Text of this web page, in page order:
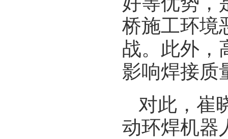
桥施工环境
战。此外，
影响焊接质
对此，崔
动环焊机器